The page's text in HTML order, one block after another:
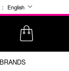
: English
BRANDS